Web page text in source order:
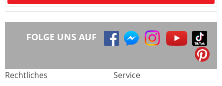
FOLGE UNS AUF
Rechtliches Service